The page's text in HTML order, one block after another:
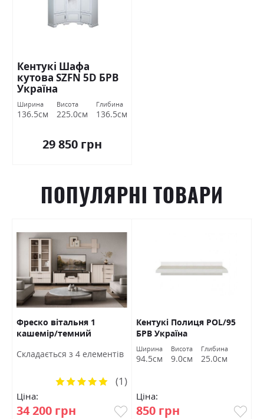
Кентукі Шафа
кутова SZFN 5D БРВ
Україна
Ширина
136.5см
Висота
225.0см
Глибина
136.5см
29 850 грн
ПОПУЛЯРНІ ТОВАРИ
Фреско вітальня 1
кашемір/темний
Cкладається з 4 елементів
Ціна:
34 200 грн
Рейтинг:
(1)
Кентукі Полиця POL/95
БРВ Україна
Ширина
94.5см
Висота
9.0см
Глибина
25.0см
Ціна:
850 грн